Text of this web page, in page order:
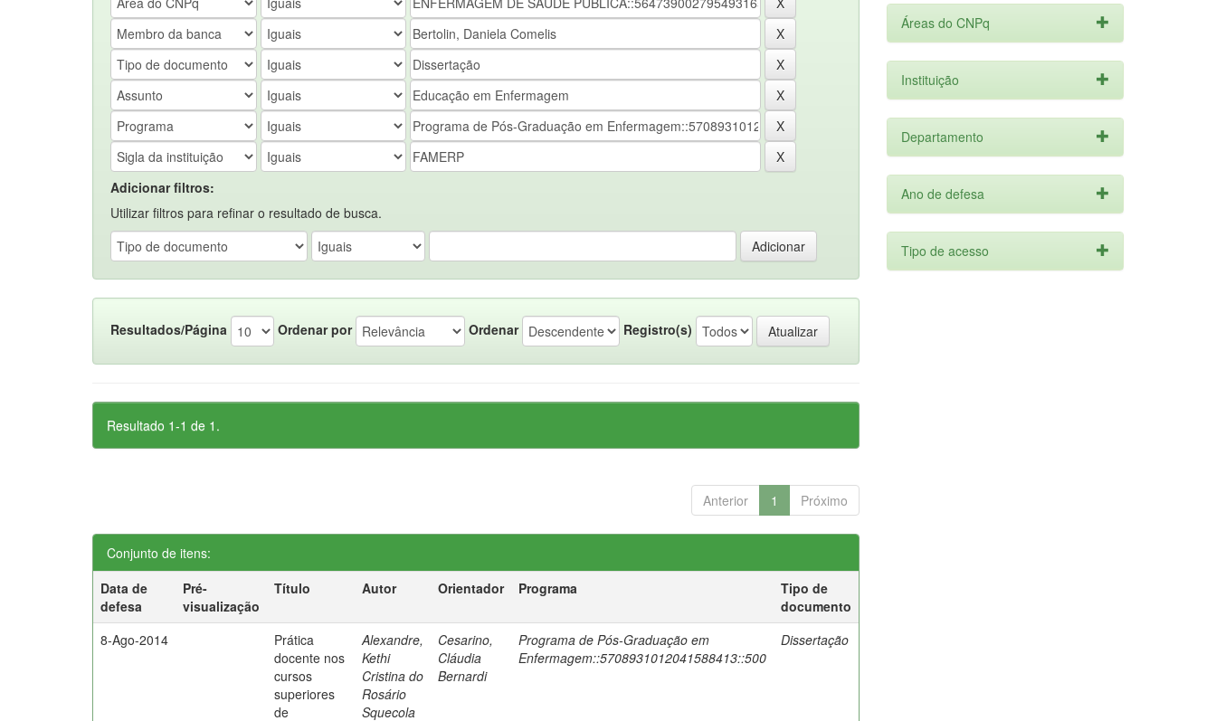
Adicionar filtros:
Utilizar filtros para refinar o resultado de busca.
Resultados/Página Ordenar por Ordenar Registro(s)
Resultado 1-1 de 1.
Anterior 1 Próximo
Conjunto de itens:
Data de
defesa
Pré-
visualização
Título Autor Orientador Programa
Tipo de
documento
8-Ago-2014
Prática
docente nos
cursos
superiores
de
Alexandre,
Kethi
Cristina do
Rosário
Squecola
Cesarino,
Cláudia
Bernardi
Programa de Pós-Graduação em
Enfermagem::5708931012041588413::500
Dissertação
Áreas do CNPq
Instituição
Departamento
Ano de defesa
Tipo de acesso